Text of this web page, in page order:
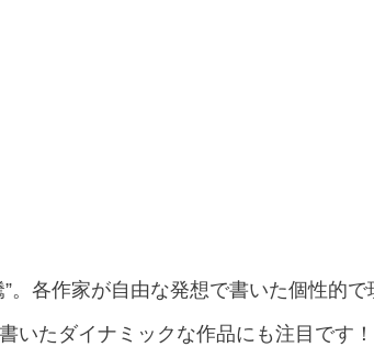
。各作家が自由な発想で書いた個性的
いたダイナミックな作品にも注目です！